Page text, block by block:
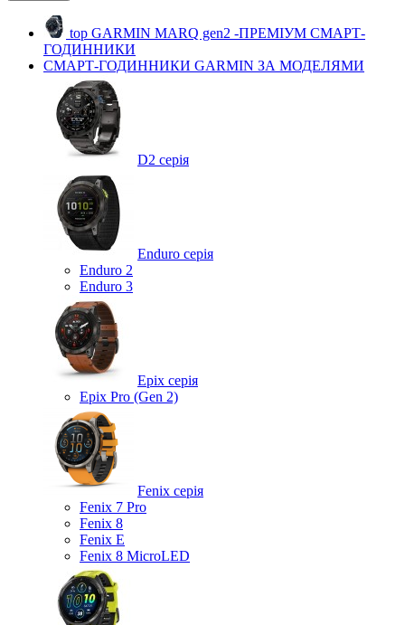
top GARMIN MARQ gen2 -ПРЕМІУМ СМАРТ-
ГОДИННИКИ
СМАРТ-ГОДИННИКИ GARMIN ЗА МОДЕЛЯМИ
D2 серія
Enduro серія
Enduro 2
Enduro 3
Epix серія
Epix Pro (Gen 2)
Fenix серія
Fenix 7 Pro
Fenix 8
Fenix ​​E
Fenix 8 MicroLED